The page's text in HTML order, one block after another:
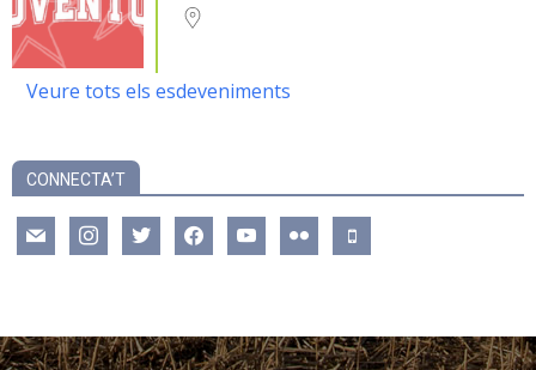
Veure tots els esdeveniments
CONNECTA’T
mail instagramtwitter facebookyoutube flickr mobile